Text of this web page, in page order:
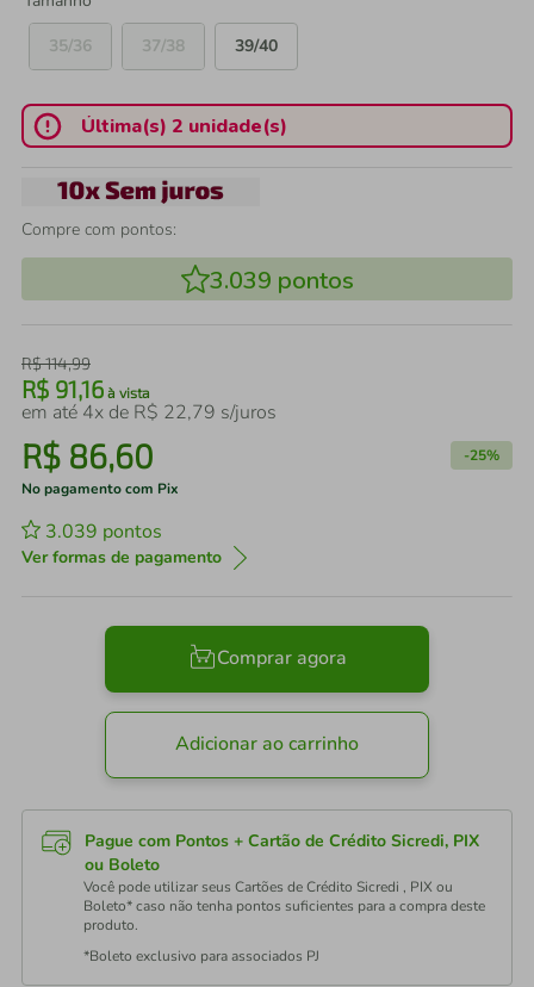
35/36
37/38 39/40
Última(s) 2 unidade(s)
Compre com pontos:
3.039 pontos
R$114,99
R$ 91,16 à vista
em até 4x de R$ 22,79 s/juros
R$ 86,60 -25%
No pagamento com Pix
3.039 pontos
Ver formas de pagamento
Comprar agora
Adicionar ao carrinho
Pague com Pontos + Cartão de Crédito Sicredi, PIX
ou Boleto
Você pode utilizar seus Cartões de Crédito Sicredi , PIX ou
Boleto* caso não tenha pontos suficientes para a compra deste
produto.
*Boleto exclusivo para associados PJ